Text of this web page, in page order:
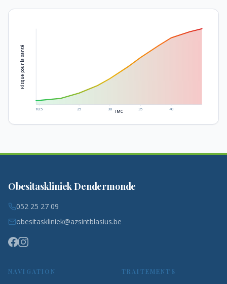
18.5 25 30 35 40
IMC
Risque pour la santé
Obesitaskliniek Dendermonde
052 25 27 09
obesitaskliniek@azsintblasius.be
NAVIGATION TRAITEMENTS